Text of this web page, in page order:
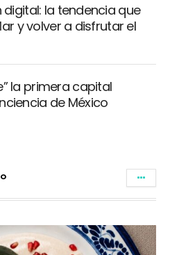
la tendencia que
y volver a disfrutar el
la primera capital
de México